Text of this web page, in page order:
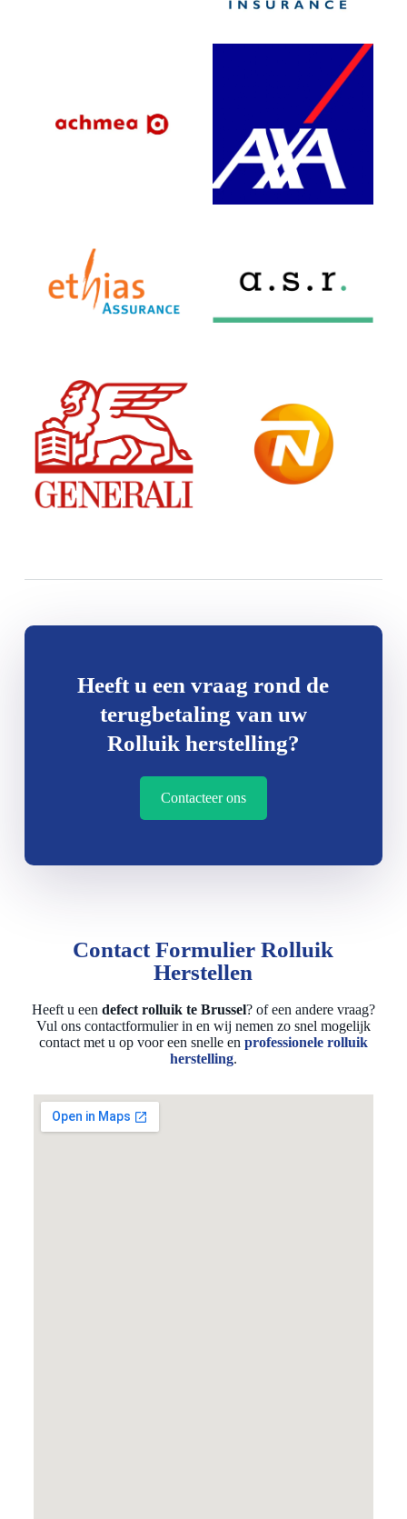
Heeft u een vraag rond de
terugbetaling van uw
Rolluik herstelling?
Contacteer ons
Contact Formulier Rolluik
Herstellen
Heeft u een defect rolluik te Brussel? of een andere vraag?
Vul ons contactformulier in en wij nemen zo snel mogelijk
contact met u op voor een snelle en professionele rolluik
herstelling.